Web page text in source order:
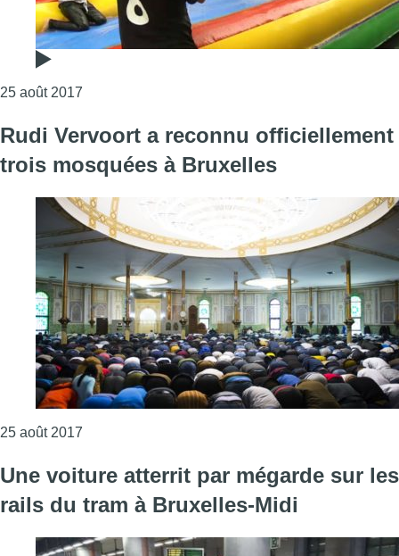
25 août 2017
Rudi Vervoort a reconnu officiellement
trois mosquées à Bruxelles
25 août 2017
Une voiture atterrit par mégarde sur les
rails du tram à Bruxelles-Midi